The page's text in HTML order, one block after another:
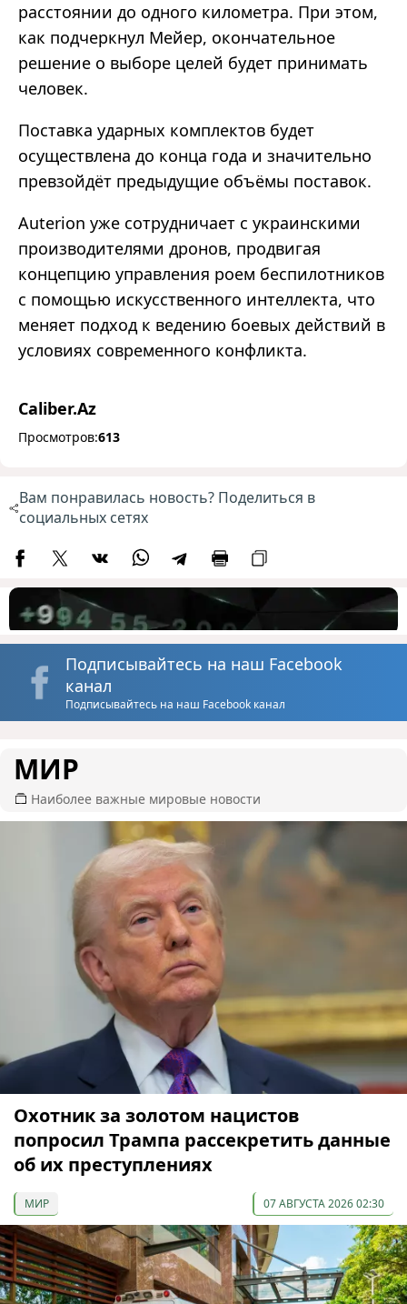
расстоянии до одного километра. При этом,
как подчеркнул Мейер, окончательное
решение о выборе целей будет принимать
человек.
Поставка ударных комплектов будет
осуществлена до конца года и значительно
превзойдёт предыдущие объёмы поставок.
Auterion уже сотрудничает с украинскими
производителями дронов, продвигая
концепцию управления роем беспилотников
с помощью искусственного интеллекта, что
меняет подход к ведению боевых действий в
условиях современного конфликта.
Caliber.Az
Просмотров:613
Вам понравилась новость? Поделиться в
социальных сетях
Подписывайтесь на наш Facebook
канал
Подписывайтесь на наш Facebook канал
МИР
Наиболее важные мировые новости
Охотник за золотом нацистов
попросил Трампа рассекретить данные
об их преступлениях
МИР 07 АВГУСТА 2026 02:30